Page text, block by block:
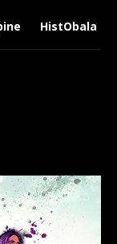
HistObala